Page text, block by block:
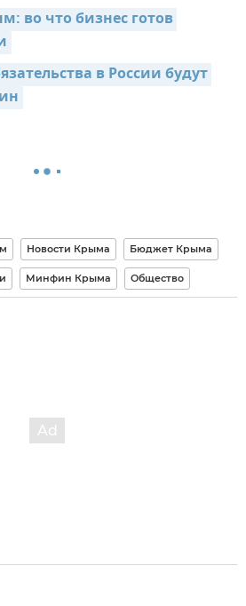
во что бизнес готов
в России будут
Новости Крыма Бюджет Крыма
Минфин Крыма Общество